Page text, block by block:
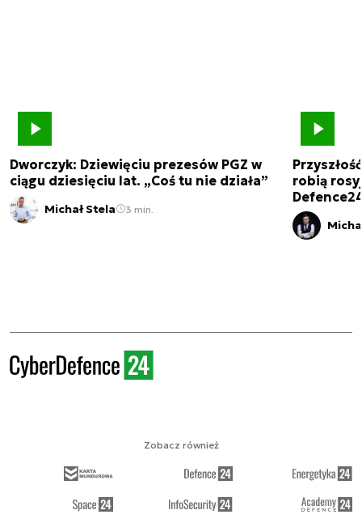
Dworczyk: Dziewięciu prezesów PGZ w
ciągu dziesięciu lat. „Coś tu nie działa”
Michał Stela 3 min.
robią
Zobacz również